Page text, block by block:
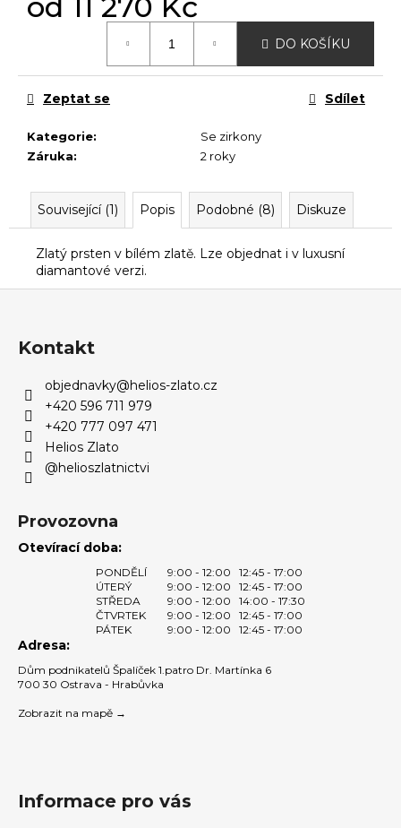
od 11 270 Kč
DO KOŠÍKU
Kategorie:
Se zirkony
Záruka: 2 roky
Zeptat se Sdílet
Související (1) Popis Podobné (8) Diskuze
Zlatý prsten v bílém zlatě. Lze objednat i v luxusní
diamantové verzi.
Kontakt
objednavky@helios-zlato.cz
+420 596 711 979
+420 777 097 471
Helios Zlato
@helioszlatnictvi
Provozovna
Otevírací doba:
PONDĚLÍ 9:00 - 12:00
12:45 - 17:00
ÚTERÝ
9:00 - 12:00
12:45 - 17:00
STŘEDA
9:00 - 12:00
14:00 - 17:30
ČTVRTEK
9:00 - 12:00
12:45 - 17:00
PÁTEK
9:00 - 12:00 12:45 - 17:00
Adresa:
Dům podnikatelů Špalíček 1.patro Dr. Martínka 6
700 30 Ostrava - Hrabůvka
Zobrazit na mapě →
Informace pro vás